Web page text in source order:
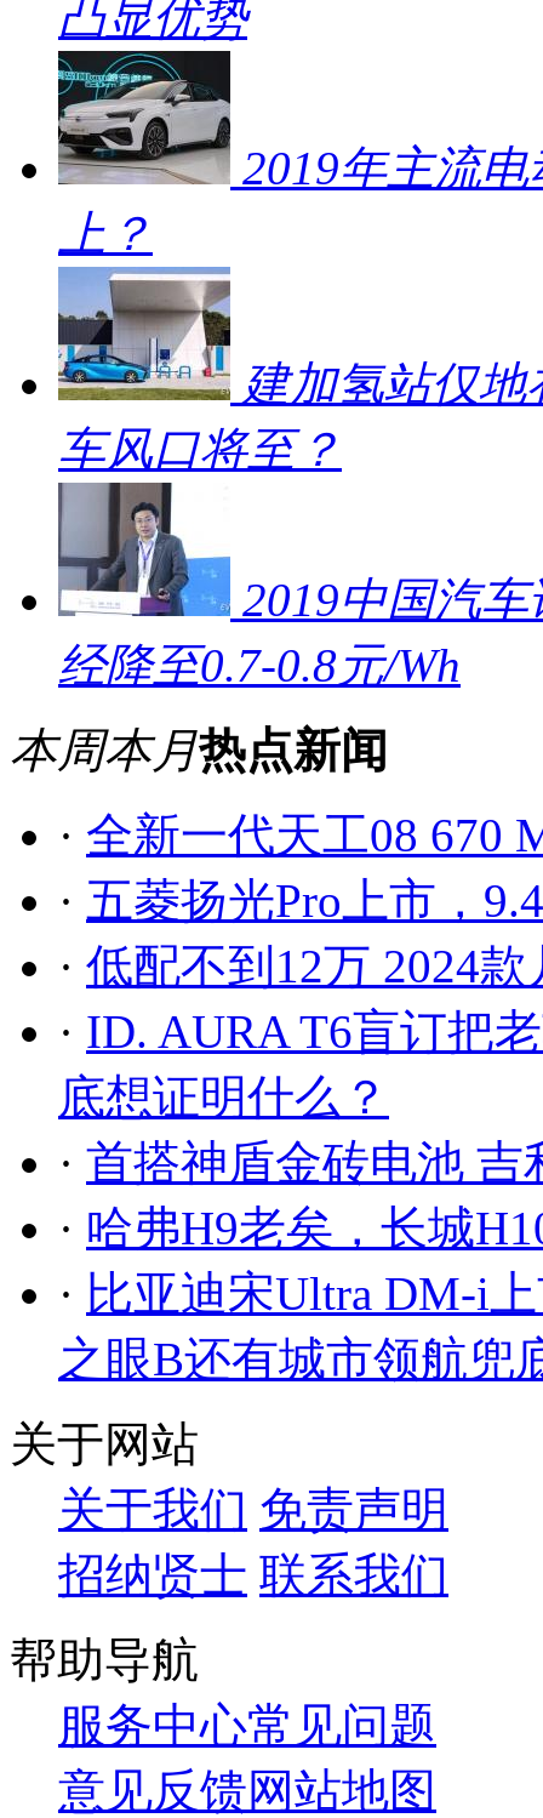
凸显优势
2019年主流
上？
建加氢站仅地
车风口将至？
2019中国汽
经降至0.7-0.8元/Wh
本周本月热点新闻
· 全新一代天工08 670
· 五菱扬光Pro上市，
· 低配不到12万 2024
· ID. AURA T6盲订把
底想证明什么？
· 首搭神盾金砖电池
· 哈弗H9老矣，长城
· 比亚迪宋Ultra DM-i
之眼B还有城市领航兜
关于网站
关于我们 免责声明
招纳贤士 联系我们
帮助导航
服务中心常见问题
意见反馈网站地图